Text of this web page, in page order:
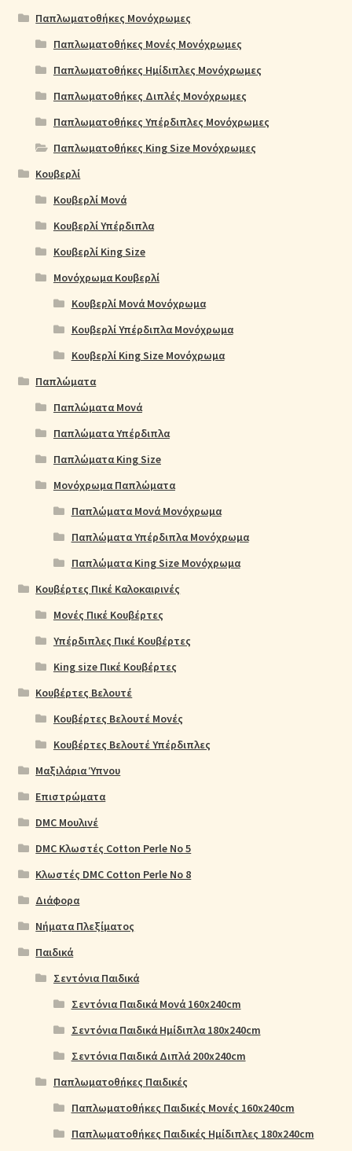
Παπλωματοθήκες Μονόχρωμες
Παπλωματοθήκες Μονές Μονόχρωμες
Παπλωματοθήκες Ημίδιπλες Μονόχρωμες
Παπλωματοθήκες Διπλές Μονόχρωμες
Παπλωματοθήκες Υπέρδιπλες Μονόχρωμες
Παπλωματοθήκες King Size Μονόχρωμες
Κουβερλί
Κουβερλί Μονά
Κουβερλί Υπέρδιπλα
Κουβερλί King Size
Μονόχρωμα Κουβερλί
Κουβερλί Μονά Μονόχρωμα
Κουβερλί Υπέρδιπλα Μονόχρωμα
Κουβερλί King Size Μονόχρωμα
Παπλώματα
Παπλώματα Μονά
Παπλώματα Υπέρδιπλα
Παπλώματα King Size
Μονόχρωμα Παπλώματα
Παπλώματα Μονά Μονόχρωμα
Παπλώματα Υπέρδιπλα Μονόχρωμα
Παπλώματα King Size Μονόχρωμα
Κουβέρτες Πικέ Καλοκαιρινές
Μονές Πικέ Κουβέρτες
Υπέρδιπλες Πικέ Κουβέρτες
King size Πικέ Κουβέρτες
Κουβέρτες Βελουτέ
Κουβέρτες Βελουτέ Μονές
Κουβέρτες Βελουτέ Υπέρδιπλες
Μαξιλάρια Ύπνου
Επιστρώματα
DMC Μουλινέ
DMC Κλωστές Cotton Perle No 5
Κλωστές DMC Cotton Perle No 8
Διάφορα
Νήματα Πλεξίματος
Παιδικά
Σεντόνια Παιδικά
Σεντόνια Παιδικά Μονά 160x240cm
Σεντόνια Παιδικά Ημίδιπλα 180x240cm
Σεντόνια Παιδικά Διπλά 200x240cm
Παπλωματοθήκες Παιδικές
Παπλωματοθήκες Παιδικές Μονές 160x240cm
Παπλωματοθήκες Παιδικές Ημίδιπλες 180x240cm